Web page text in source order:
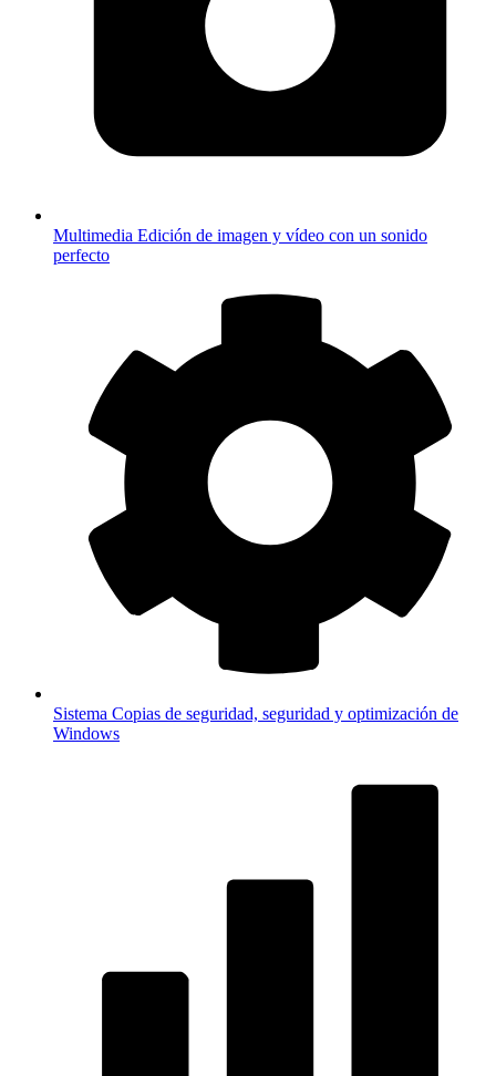
Multimedia Edición de imagen y vídeo con un sonido
perfecto
Sistema Copias de seguridad, seguridad y optimización de
Windows